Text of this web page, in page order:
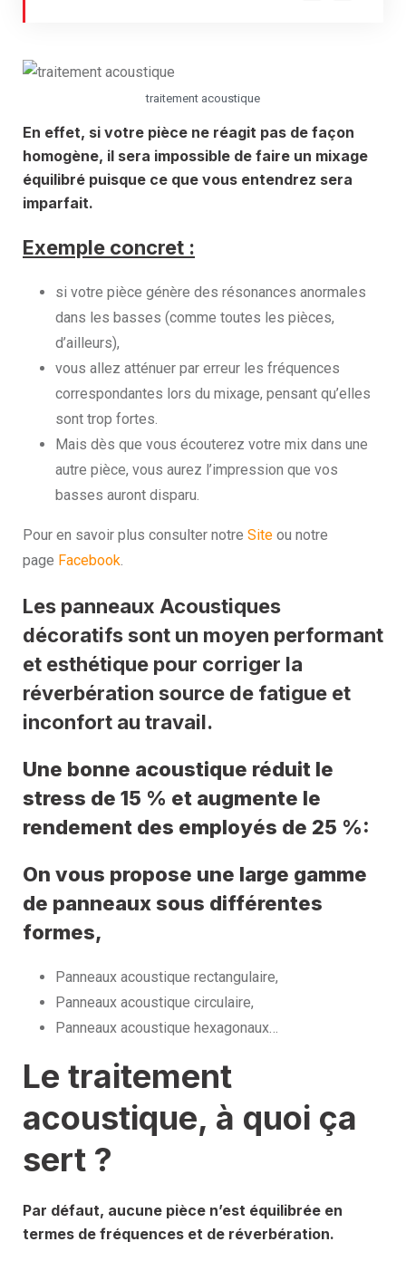
traitement acoustique
En effet, si votre pièce ne réagit pas de façon
homogène, il sera impossible de faire un mixage
équilibré puisque ce que vous entendrez sera
imparfait.
Exemple concret :
si votre pièce génère des résonances anormales
dans les basses (comme toutes les pièces,
d’ailleurs),
vous allez atténuer par erreur les fréquences
correspondantes lors du mixage, pensant qu’elles
sont trop fortes.
Mais dès que vous écouterez votre mix dans une
autre pièce, vous aurez l’impression que vos
basses auront disparu.
Pour en savoir plus consulter notre Site ou notre
page Facebook.
Les panneaux Acoustiques
décoratifs sont un moyen performant
et esthétique pour corriger la
réverbération source de fatigue et
inconfort au travail.
Une bonne acoustique réduit le
stress de 15 % et augmente le
rendement des employés de 25 %:
On vous propose une large gamme
de panneaux sous différentes
formes,
Panneaux acoustique rectangulaire,
Panneaux acoustique circulaire,
Panneaux acoustique hexagonaux…
Le traitement
acoustique, à quoi ça
sert ?
Par défaut, aucune pièce n’est équilibrée en
termes de fréquences et de réverbération.